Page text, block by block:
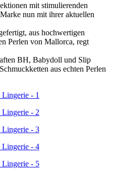
mit stimulierenden
nun mit ihrer aktuellen
aus hochwertigen
Perlen von Mallorca, regt
BH, Babydoll und Slip
aus echten Perlen